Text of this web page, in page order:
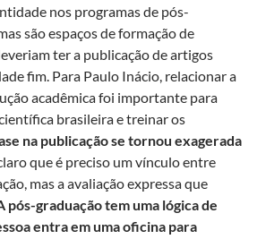
nos programas de pós-
são espaços de formação de
ter a publicação de artigos
fim. Para Paulo Inácio, relacionar a
acadêmica foi importante para
brasileira e treinar os
na publicação se tornou exagerada
que é preciso um vínculo entre
mas a avaliação expressa que
pós-graduação tem uma lógica de
entra em uma oficina para